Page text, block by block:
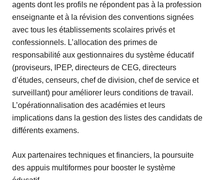
agents dont les profils ne répondent pas à la profession
enseignante et à la révision des conventions signées
avec tous les établissements scolaires privés et
confessionnels. L’allocation des primes de
responsabilité aux gestionnaires du système éducatif
(proviseurs, IPEP, directeurs de CEG, directeurs
d’études, censeurs, chef de division, chef de service et
surveillant) pour améliorer leurs conditions de travail.
L’opérationnalisation des académies et leurs
implications dans la gestion des listes des candidats de
différents examens.
Aux partenaires techniques et financiers, la poursuite
des appuis multiformes pour booster le système